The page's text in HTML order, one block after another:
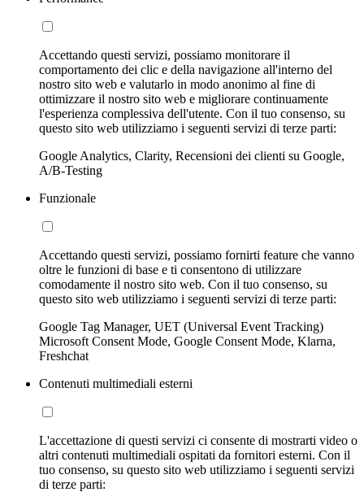
Accettando questi servizi, possiamo monitorare il
comportamento dei clic e della navigazione all'interno del
nostro sito web e valutarlo in modo anonimo al fine di
ottimizzare il nostro sito web e migliorare continuamente
l'esperienza complessiva dell'utente. Con il tuo consenso, su
questo sito web utilizziamo i seguenti servizi di terze parti:
Google Analytics, Clarity, Recensioni dei clienti su Google,
A/B-Testing
Funzionale
Accettando questi servizi, possiamo fornirti feature che vanno
oltre le funzioni di base e ti consentono di utilizzare
comodamente il nostro sito web. Con il tuo consenso, su
questo sito web utilizziamo i seguenti servizi di terze parti:
Google Tag Manager, UET (Universal Event Tracking)
Microsoft Consent Mode, Google Consent Mode, Klarna,
Freshchat
Contenuti multimediali esterni
L'accettazione di questi servizi ci consente di mostrarti video o
altri contenuti multimediali ospitati da fornitori esterni. Con il
tuo consenso, su questo sito web utilizziamo i seguenti servizi
di terze parti: